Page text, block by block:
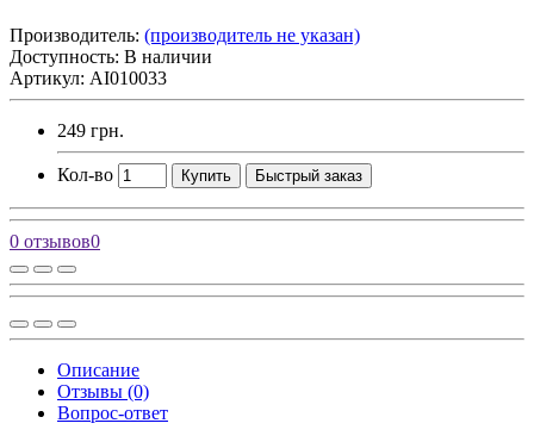
Производитель: (производитель не указан)
Доступность: В наличии
Артикул: AI010033
249 грн.
Кол-во Купить Быстрый заказ
0 отзывов0
Описание
Отзывы (0)
Вопрос-ответ